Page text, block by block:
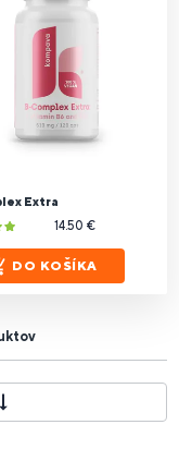
Extra
14.50 €
DO KOŠÍKA